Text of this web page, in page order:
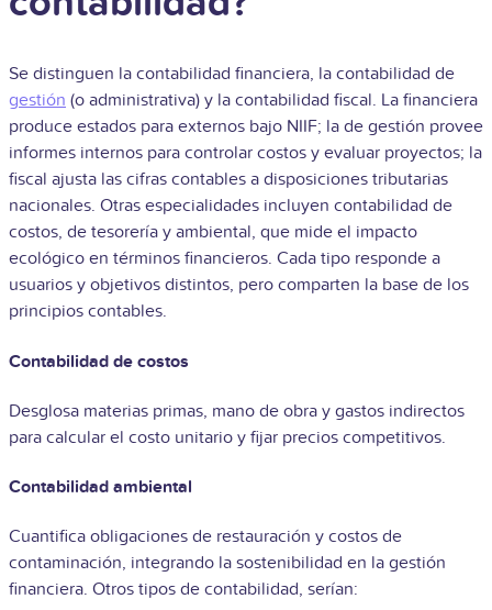
Se distinguen la contabilidad financiera, la contabilidad de
gestión (o administrativa) y la contabilidad fiscal. La financiera
produce estados para externos bajo NIIF; la de gestión provee
informes internos para controlar costos y evaluar proyectos; la
fiscal ajusta las cifras contables a disposiciones tributarias
nacionales. Otras especialidades incluyen contabilidad de
costos, de tesorería y ambiental, que mide el impacto
ecológico en términos financieros. Cada tipo responde a
usuarios y objetivos distintos, pero comparten la base de los
principios contables.
Contabilidad de costos
Desglosa materias primas, mano de obra y gastos indirectos
para calcular el costo unitario y fijar precios competitivos.
Contabilidad ambiental
Cuantifica obligaciones de restauración y costos de
contaminación, integrando la sostenibilidad en la gestión
financiera. Otros tipos de contabilidad, serían: